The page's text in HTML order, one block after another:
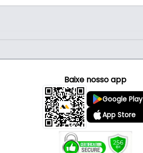
Baixe nosso app
Google Play
App Store